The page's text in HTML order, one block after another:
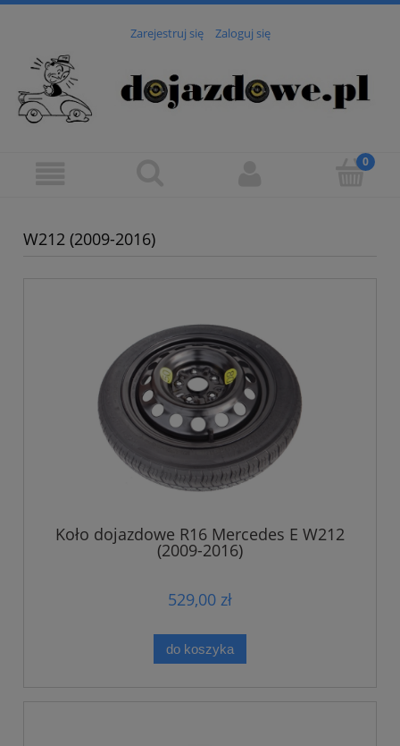
Zarejestruj się Zaloguj się
W212 (2009-2016)
Koło dojazdowe R16 Mercedes E W212
(2009-2016)
529,00 zł
do koszyka